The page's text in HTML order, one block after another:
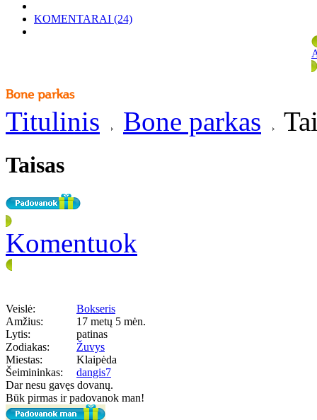
KOMENTARAI (24)
Titulinis Bone parkas
Taisas
Komentuok
Veislė:
Bokseris
Amžius:
17 metų 5 mėn.
Lytis:
patinas
Zodiakas:
Žuvys
Miestas:
Klaipėda
Šeimininkas:
dangis7
Dar nesu gavęs dovanų.
Būk pirmas ir padovanok man!